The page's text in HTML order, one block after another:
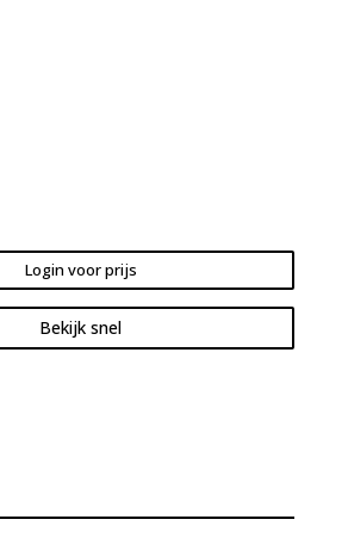
Login voor prijs
Bekijk snel